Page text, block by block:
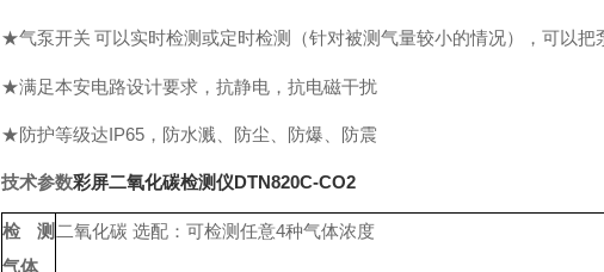
★气泵开关 可以实时检测或定时检测（针对被测气量较小的情况），可以把
★满足本安电路设计要求，抗静电，抗电磁干扰
★防护等级达IP65，防水溅、防尘、防爆、防震
技术参数彩屏二氧化碳检测仪DTN820C-CO2
检测
气体
二氧化碳 选配：可检测任意4种气体浓度